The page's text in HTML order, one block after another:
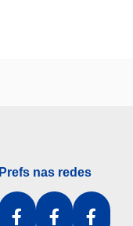
Prefs nas redes